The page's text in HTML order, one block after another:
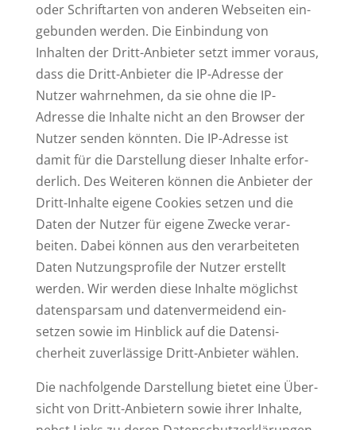
oder Schrift­arten von anderen Web­seiten ein­
ge­bunden werden. Die Ein­bindung von
Inhalten der Dritt-Anbieter setzt immer voraus,
dass die Dritt-Anbieter die IP-Adresse der
Nutzer wahr­nehmen, da sie ohne die IP-
Adresse die Inhalte nicht an den Browser der
Nutzer senden könnten. Die IP-Adresse ist
damit für die Dar­stellung dieser Inhalte erfor­
derlich. Des Wei­teren können die Anbieter der
Dritt-Inhalte eigene Cookies setzen und die
Daten der Nutzer für eigene Zwecke ver­ar­
beiten. Dabei können aus den ver­ar­bei­teten
Daten Nut­zungs­profile der Nutzer erstellt
werden. Wir werden diese Inhalte mög­lichst
daten­sparsam und daten­ver­meidend ein­
setzen sowie im Hin­blick auf die Daten­si­
cherheit zuver­lässige Dritt-Anbieter wählen.
Die nach­fol­gende Dar­stellung bietet eine Über­
sicht von Dritt-Anbietern sowie ihrer Inhalte,